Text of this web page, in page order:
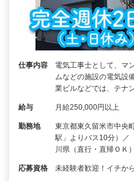
仕事内容
電気工事士として、マ
ムなどの施設の電気設
業ビルなどでは、テナ
給与 月給250,000円以上
勤務地
東京都東久留米市中央
駅」よりバス10分）／
川県（直行・直帰ＯＫ）
応募資格 未経験者歓迎！イチか